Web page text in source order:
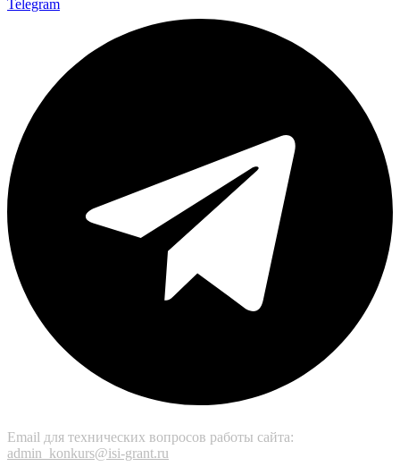
Telegram
Email для технических вопросов работы сайта:
admin_konkurs@isi-grant.ru